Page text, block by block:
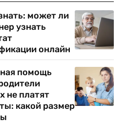
может ли
узнать
онлайн
помощь
не платят
какой размер